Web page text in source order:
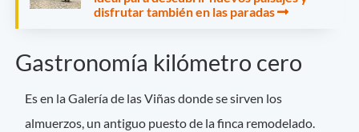
disfrutar también en las paradas
Gastronomía kilómetro cero
Es en la Galería de las Viñas donde se sirven los
almuerzos, un antiguo puesto de la finca remodelado.